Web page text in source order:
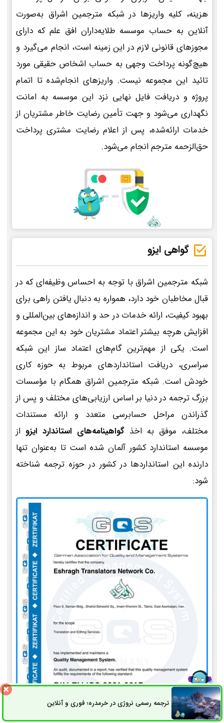
هزینه، کلیه واریزها در شبکه مترجمین اشراق به‌صورت
آنلاین به حساب موسسه طلایه‌داران افق علم که دارای
مجوزهای قانونی لازم در این زمینه است، انجام می‌گیرد و
هیچ‌گونه پرداخت وجهی به حساب اشخاص حقیقی مورد
تائید این مجموعه نیست. واریزهای انجام‌شده تا اتمام
پروژه و دریافت فایل نهایی نزد این موسسه به امانت
نگهداری می‌شود و جهت تأمین رضایت خاطر مشتریان از
خدمات ارائه‌شده، پس از اعلام رضایت مشتری پرداخت
حق‌الزحمه مترجم انجام می‌شود.
گواهی ایزو
شبکه مترجمین اشراق با توجه به احساس وظیفه‌ای که در
قبال مخاطبان خود دارد، همواره به دنبال یافتن راهی برای
بهبود کیفیت، ارائه خدمات در حد و اندازه‌های بین‌المللی و
افزایش هرچه بیشتر اعتماد مشتریان خود به این مجموعه
است. یکی از مهم‌ترین گام‌های اعتماد ساز این شبکه
سراسری، دریافت استانداردهای مربوط به حوزه کاری
خودش است. شبکه مترجمین اشراق همگام با مؤسسات
بزرگ ترجمه در دنیا بر اساس ارزیابی‌های مختلف و پس از
گذراندن مراحل حسابرسی متعدد و ارائه مستندات
مختلف، موفق به اخذ گواهینامه‌های استاندارد ایزو از
موسسه استاندارد کشور آلمان شده است تا به‌عنوان تنها
دارنده این استانداردها در کشور در حوزه ترجمه شناخته
شود:
ترجمه رسمی نروژی در خرمدره؛ فوری و آنلاینثبت سفارش راه های ارتباطی